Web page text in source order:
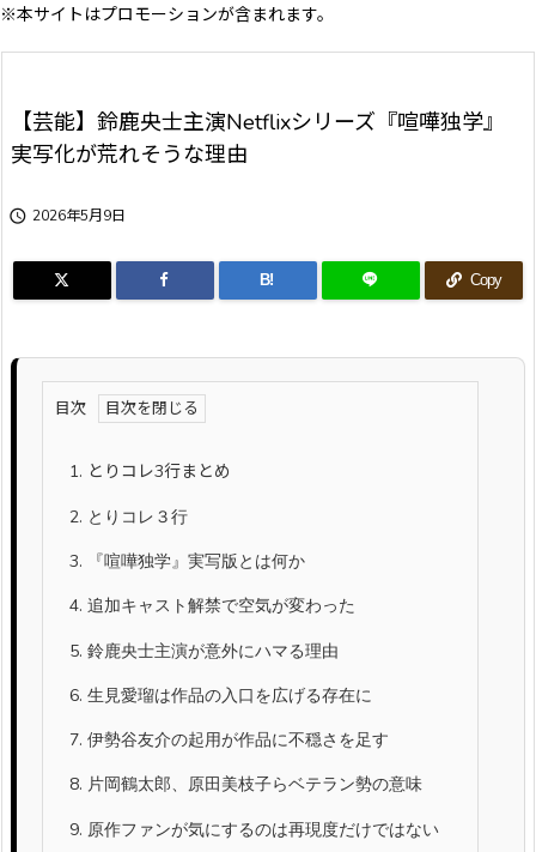
※本サイトはプロモーションが含まれます。
【芸能】鈴鹿央士主演Netflixシリーズ『喧嘩独学』
実写化が荒れそうな理由
 2026年5月9日
B! Copy
目次
1. とりコレ3行まとめ
2. とりコレ３行
3. 『喧嘩独学』実写版とは何か
4. 追加キャスト解禁で空気が変わった
5. 鈴鹿央士主演が意外にハマる理由
6. 生見愛瑠は作品の入口を広げる存在に
7. 伊勢谷友介の起用が作品に不穏さを足す
8. 片岡鶴太郎、原田美枝子らベテラン勢の意味
9. 原作ファンが気にするのは再現度だけではない